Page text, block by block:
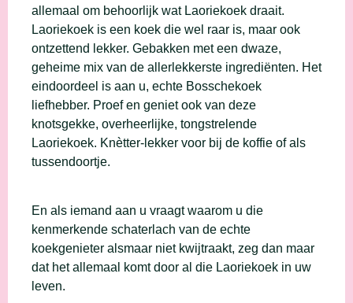
allemaal om behoorlijk wat Laoriekoek draait.
Laoriekoek is een koek die wel raar is, maar ook
ontzettend lekker. Gebakken met een dwaze,
geheime mix van de allerlekkerste ingrediënten. Het
eindoordeel is aan u, echte Bosschekoek
liefhebber. Proef en geniet ook van deze
knotsgekke, overheerlijke, tongstrelende
Laoriekoek. Knètter-lekker voor bij de koffie of als
tussendoortje.
En als iemand aan u vraagt waarom u die
kenmerkende schaterlach van de echte
koekgenieter alsmaar niet kwijtraakt, zeg dan maar
dat het allemaal komt door al die Laoriekoek in uw
leven.